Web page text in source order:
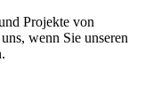
Projekte von
wenn Sie unseren